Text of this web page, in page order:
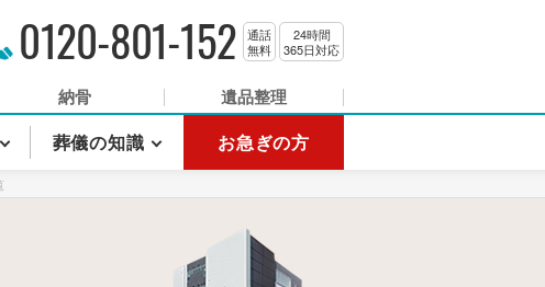
0120-801-152
通話
無料
24時間
365日対応
納骨 遺品整理
葬儀の知識 お急ぎの方